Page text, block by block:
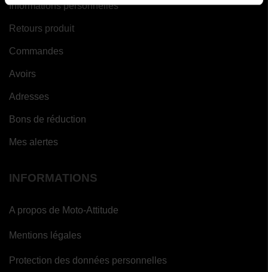
Informations personnelles
Retours produit
Commandes
Avoirs
Adresses
Bons de réduction
Mes alertes
INFORMATIONS
A propos de Moto-Attitude
Mentions légales
Protection des données personnelles